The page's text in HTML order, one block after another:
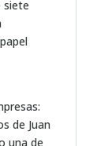
siete
de Juan
una de